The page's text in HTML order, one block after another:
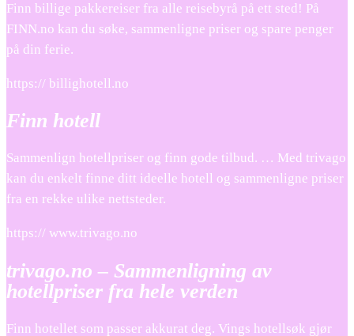
Finn billige pakkereiser fra alle reisebyrå på ett sted! På
FINN.no kan du søke, sammenligne priser og spare penger
på din ferie.
https:// billighotell.no
Finn hotell
Sammenlign hotellpriser og finn gode tilbud. … Med trivago
kan du enkelt finne ditt ideelle hotell og sammenligne priser
fra en rekke ulike nettsteder.
https:// www.trivago.no
trivago.no – Sammenligning av
hotellpriser fra hele verden
Finn hotellet som passer akkurat deg. Vings hotellsøk gjør